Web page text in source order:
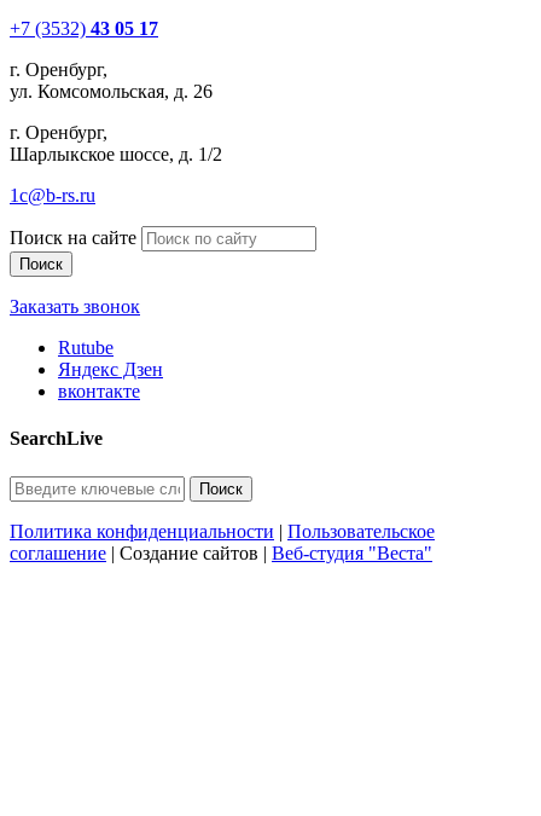
+7 (3532) 43 05 17
г. Оренбург,
ул. Комсомольская, д. 26
г. Оренбург,
Шарлыкское шоссе, д. 1/2
1c@b-rs.ru
Поиск на сайте
Заказать звонок
Rutube
Яндекс Дзен
вконтакте
SearchLive
Политика конфиденциальности | Пользовательское
соглашение | Создание сайтов | Веб-студия "Веста"